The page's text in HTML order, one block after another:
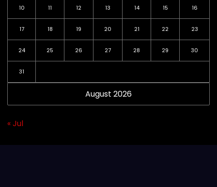
August 2026
10 11 12 13 14 15 16
17 18 19 20 21 22 23
24 25 26 27 28 29 30
31
« Jul